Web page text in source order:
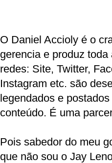
O Daniel Accioly é o
gerencia e produz
redes: Site, Twitter,
Instagram etc. são
legendados e
conteúdo. É uma
Pois sabedor do meu
que não sou o Jay